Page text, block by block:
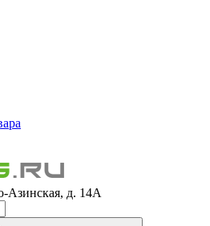
Азинская, д. 14А